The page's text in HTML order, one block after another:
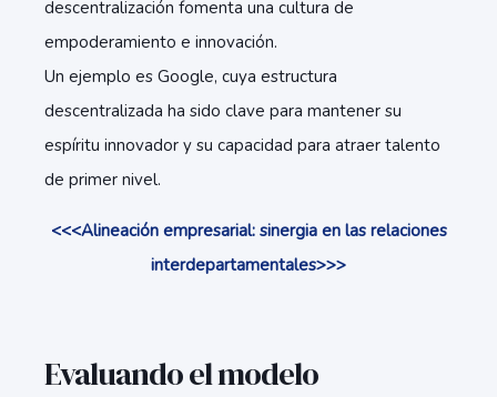
descentralización fomenta una cultura de
empoderamiento e innovación.
Un ejemplo es Google, cuya estructura
descentralizada ha sido clave para mantener su
espíritu innovador y su capacidad para atraer talento
de primer nivel.
<<<Alineación empresarial: sinergia en las relaciones
interdepartamentales>>>
Evaluando el modelo